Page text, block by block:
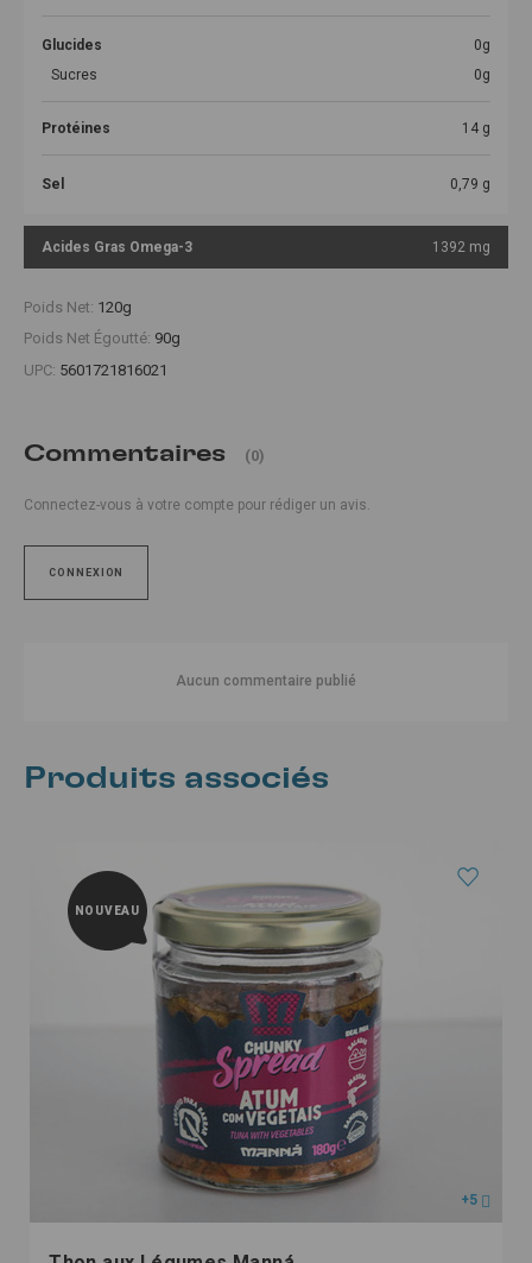
Glucides
0g
Sucres
0g
Protéines 14 g
Sel 0,79 g
Acides Gras Omega-3 1392 mg
Poids Net: 120g
Poids Net Égoutté: 90g
UPC: 5601721816021
Commentaires (0)
Connectez-vous à votre compte pour rédiger un avis.
CONNEXION
Aucun commentaire publié
Produits associés
NOUVEAU
+5